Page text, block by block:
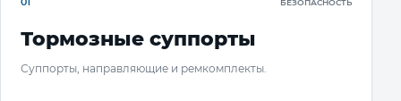
БЕЗОПАСНОСТЬ
Тормозные суппорты
Суппорты, направляющие и ремкомплекты.